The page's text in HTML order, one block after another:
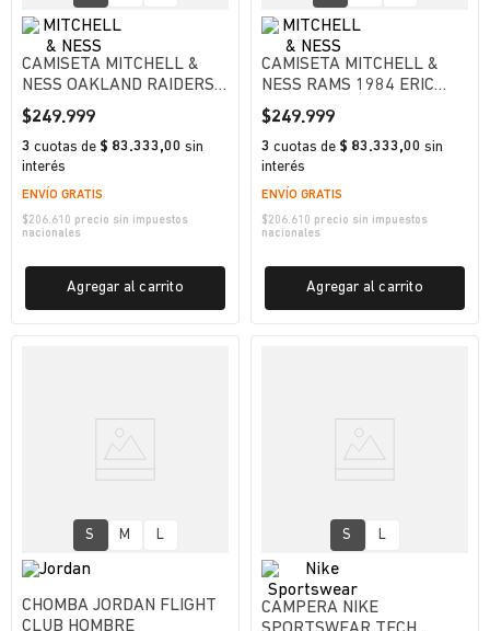
CAMISETA MITCHELL &
NESS OAKLAND RAIDERS -
KEN STABLER HOMBRE
$249.999
3 cuotas de $ 83.333,00 sin
interés
ENVÍO GRATIS
$206.610 precio sin impuestos
nacionales
Agregar al carrito
CAMISETA MITCHELL &
NESS RAMS 1984 ERIC
DICKERSON LOS ANGELES
RAMS HOMBRE
$249.999
3 cuotas de $ 83.333,00 sin
interés
ENVÍO GRATIS
$206.610 precio sin impuestos
nacionales
Agregar al carrito
S M L
CHOMBA JORDAN FLIGHT
CLUB HOMBRE
S L
CAMPERA NIKE